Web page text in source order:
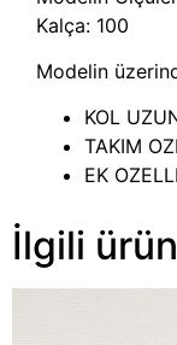
Kalça: 100
Modelin
KOL
TAKIM
EK
İlgili